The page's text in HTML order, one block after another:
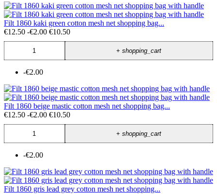
Filt 1860 kaki green cotton mesh net shopping bag...
€12.50 -€2.00 €10.50
+shopping_cart
-€2.00
Filt 1860 beige mastic cotton mesh net shopping bag...
€12.50 -€2.00 €10.50
+shopping_cart
-€2.00
Filt 1860 gris lead grey cotton mesh net shopping...